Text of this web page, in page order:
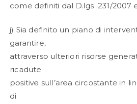
come definiti dal D.lgs. 231/2007
j) Sia definito un piano di
garantire,
attraverso ulteriori risorse
ricadute
positive sull’area circostante in
di